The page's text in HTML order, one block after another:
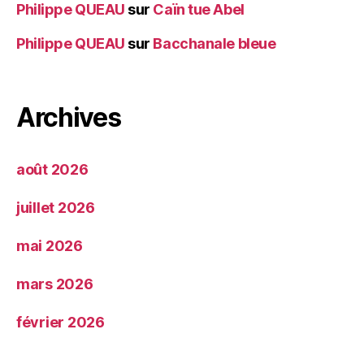
Philippe QUEAU sur Caïn tue Abel
Philippe QUEAU sur Bacchanale bleue
Archives
août 2026
juillet 2026
mai 2026
mars 2026
février 2026